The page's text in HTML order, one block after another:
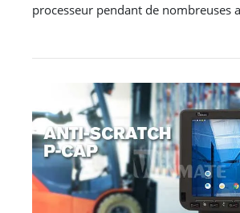
processeur pendant de nombreuses